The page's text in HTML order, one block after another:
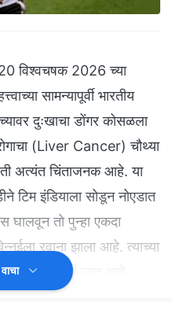
विश्वचषक 2026 च्या
सामन्यापूर्वी भारतीय
दुःखाचा डोंगर कोसळला
(Liver Cancer) चौथ्या
अत्यंत चिंताजनक आहे. या
टिम इंडियाला सोडून नोएडात
घालवून तो पुन्हा एकदा
रवाना झाला आहे. त्याच्या
सांगितलं जात आहे.